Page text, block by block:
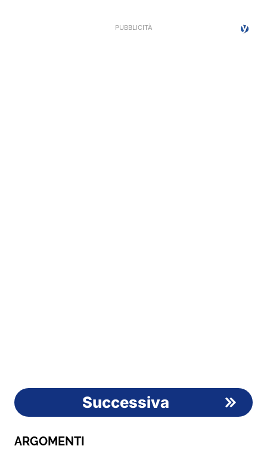
Successiva
ARGOMENTI